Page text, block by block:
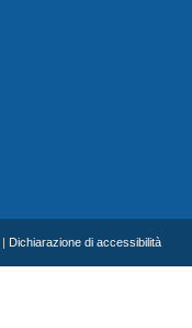
Dichiarazione di accessibilità